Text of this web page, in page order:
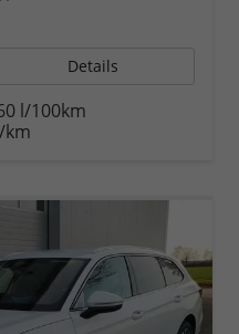
Details
l/100km
km